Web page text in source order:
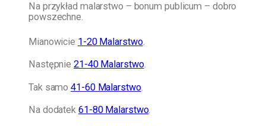
Na przykład malarstwo – bonum publicum – dobro
powszechne.
Mianowicie 1-20 Malarstwo.
Następnie 21-40 Malarstwo.
Tak samo41-60 Malarstwo.
Na dodatek 61-80 Malarstwo.